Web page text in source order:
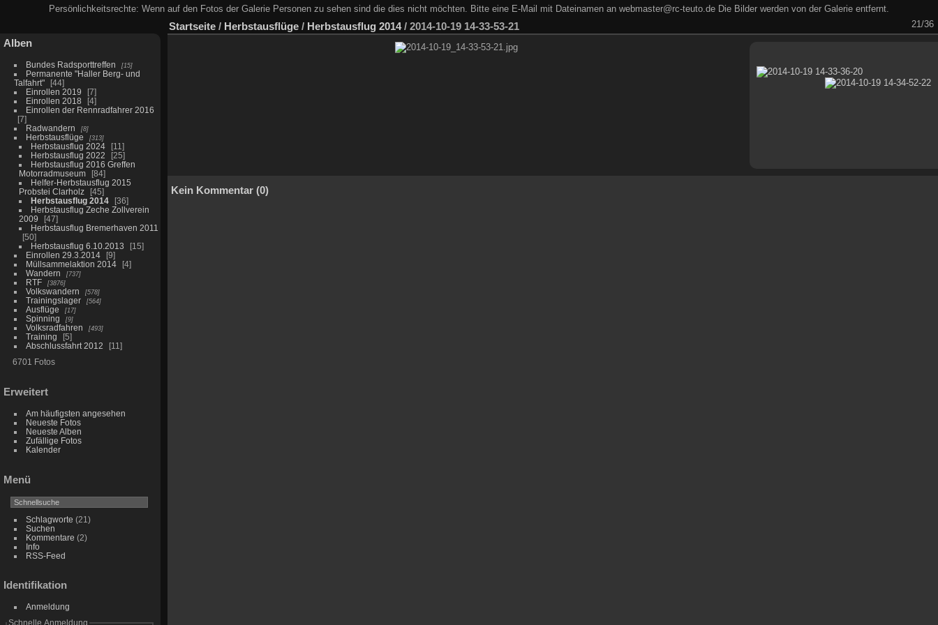
Persönlichkeitsrechte: Wenn auf den Fotos der Galerie Personen zu sehen sind die dies nicht möchten. Bitte eine E-Mail mit Dateinamen an webmaster@rc-teuto.de Die Bilder werden von der Galerie entfernt.
Alben
Bundes Radsporttreffen 15
Permanente "Haller Berg- und
Talfahrt"
44
Einrollen 2019
7
Einrollen 2018
4
Einrollen der Rennradfahrer 2016
7
Radwandern
8
Herbstausflüge 313
Herbstausflug 2024
11
Herbstausflug 2022
25
Herbstausflug 2016 Greffen
Motorradmuseum
84
Helfer-Herbstausflug 2015
Probstei Clarholz
45
Herbstausflug 2014
36
Herbstausflug Zeche Zollverein
2009
47
Herbstausflug Bremerhaven 2011
50
Herbstausflug 6.10.2013
15
Einrollen 29.3.2014
9
Müllsammelaktion 2014
4
Wandern
737
RTF 3876
Volkswandern 578
Trainingslager 564
Ausflüge 17
Spinning 9
Volksradfahren 493
Training
5
Abschlussfahrt 2012
11
6701 Fotos
Erweitert
Am häufigsten angesehen
Neueste Fotos
Neueste Alben
Zufällige Fotos
Kalender
Menü
Schlagworte (21)
Suchen
Kommentare (2)
Info
RSS-Feed
Identifikation
Anmeldung
Schnelle Anmeldung
Startseite / Herbstausflüge / Herbstausflug 2014/ 2014-10-19 14-33-53-21 21/36
Kein Kommentar (0)